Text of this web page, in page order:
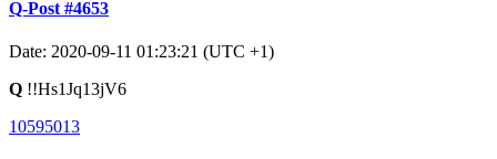
Q-Post #4653
Date: 2020-09-11 01:23:21 (UTC +1)
Q !!Hs1Jq13jV6
10595013